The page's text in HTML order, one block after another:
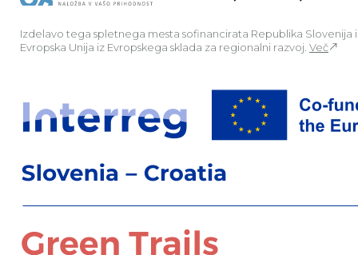
Izdelavo tega spletnega mesta sofinancirata Republika Slovenija
Evropska Unija iz Evropskega sklada za regionalni razvoj. Več